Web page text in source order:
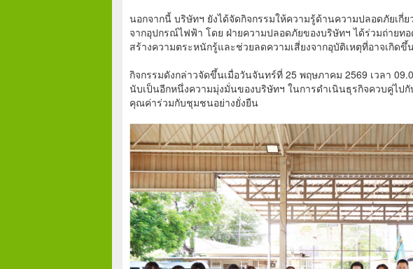
นอกจากนี้ บริษัทฯ ยังได้จัดกิจกรรมให้ความรู้ด้านความปลอดภัยเกี่
จากอุปกรณ์ไฟฟ้า โดย ฝ่ายความปลอดภัยของบริษัทฯ ได้ร่วมถ่าย
สร้างความตระหนักรู้และช่วยลดความเสี่ยงจากอุบัติเหตุที่อาจเกิด
กิจกรรมดังกล่าวจัดขึ้นเมื่อวันจันทร์ที่ 25 พฤษภาคม 2569 เวลา
นับเป็นอีกหนึ่งความมุ่งมั่นของบริษัทฯ ในการดำเนินธุรกิจควบคู่ไป
คุณค่าร่วมกับชุมชนอย่างยั่งยืน